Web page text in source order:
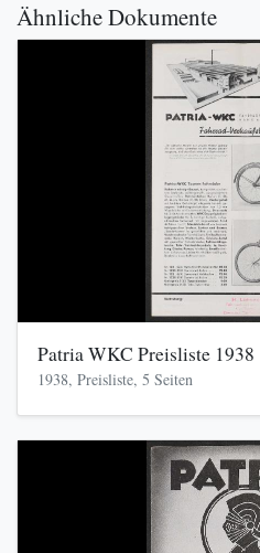
Ähnliche Dokumente
Patria WKC Preisliste 1938
1938, Preisliste, 5 Seiten